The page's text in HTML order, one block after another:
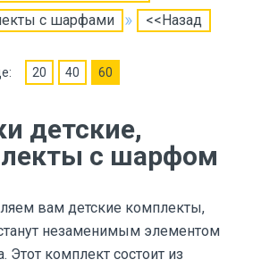
с шарфами
<<Назад
20 40 60
детские,
с шарфом
вам детские комплекты,
незаменимым элементом
Этот комплект состоит из